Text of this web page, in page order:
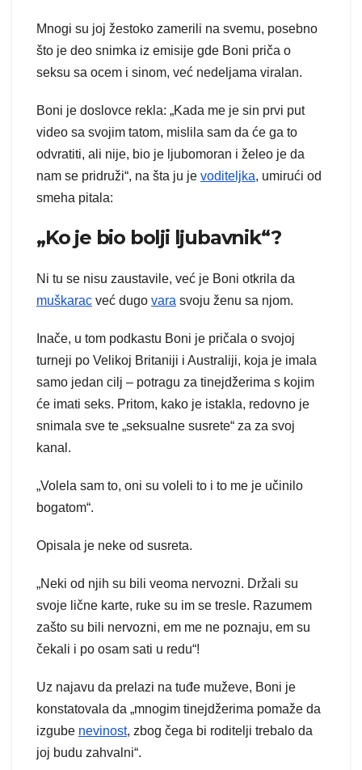
Mnogi su joj žestoko zamerili na svemu, posebno
što je deo snimka iz emisije gde Boni priča o
seksu sa ocem i sinom, već nedeljama viralan.
Boni je doslovce rekla: „Kada me je sin prvi put
video sa svojim tatom, mislila sam da će ga to
odvratiti, ali nije, bio je ljubomoran i želeo je da
nam se pridruži“, na šta ju je voditeljka, umirući od
smeha pitala:
„Ko je bio bolji ljubavnik“?
Ni tu se nisu zaustavile, već je Boni otkrila da
muškarac već dugo vara svoju ženu sa njom.
Inače, u tom podkastu Boni je pričala o svojoj
turneji po Velikoj Britaniji i Australiji, koja je imala
samo jedan cilj – potragu za tinejdžerima s kojim
će imati seks. Pritom, kako je istakla, redovno je
snimala sve te „seksualne susrete“ za za svoj
kanal.
„Volela sam to, oni su voleli to i to me je učinilo
bogatom“.
Opisala je neke od susreta.
„Neki od njih su bili veoma nervozni. Držali su
svoje lične karte, ruke su im se tresle. Razumem
zašto su bili nervozni, em me ne poznaju, em su
čekali i po osam sati u redu“!
Uz najavu da prelazi na tuđe muževe, Boni je
konstatovala da „mnogim tinejdžerima pomaže da
izgube nevinost, zbog čega bi roditelji trebalo da
joj budu zahvalni“.